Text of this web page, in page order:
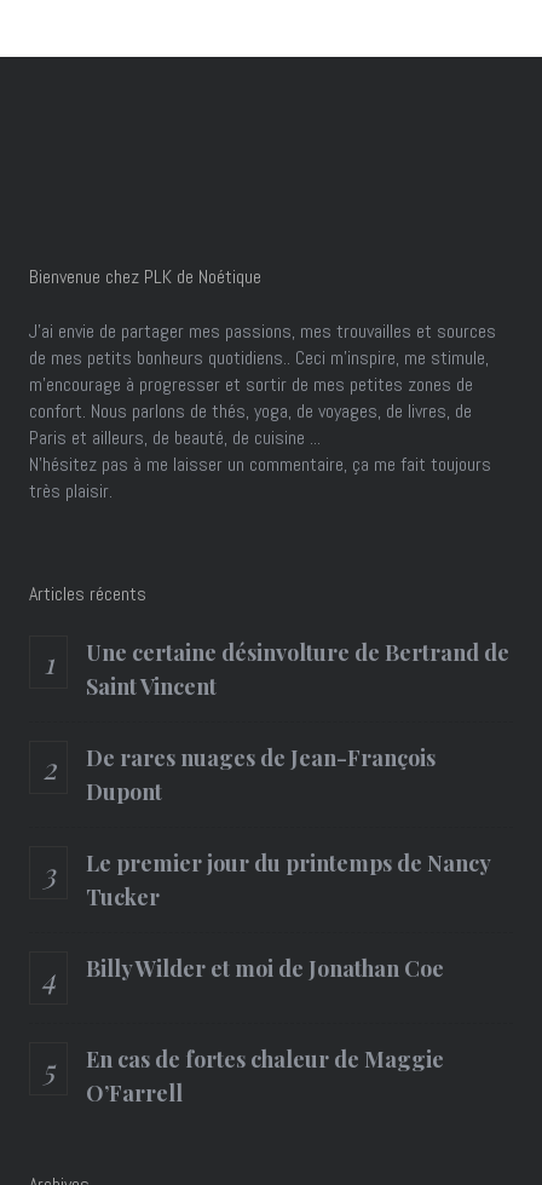
Bienvenue chez PLK de Noétique
J’ai envie de partager mes passions, mes trouvailles et sources
de mes petits bonheurs quotidiens.. Ceci m'inspire, me stimule,
m'encourage à progresser et sortir de mes petites zones de
confort. Nous parlons de thés, yoga, de voyages, de livres, de
Paris et ailleurs, de beauté, de cuisine ...
N'hésitez pas à me laisser un commentaire, ça me fait toujours
très plaisir.
Articles récents
Une certaine désinvolture de Bertrand de
Saint Vincent
De rares nuages de Jean-François
Dupont
Le premier jour du printemps de Nancy
Tucker
Billy Wilder et moi de Jonathan Coe
En cas de fortes chaleur de Maggie
O’Farrell